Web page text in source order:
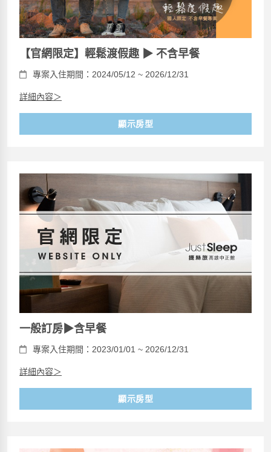
【官網限定】輕鬆渡假趣 ▶ 不含早餐
專案入住期間：2024/05/12 ~ 2026/12/31
詳細內容＞
顯示房型
一般訂房▶含早餐
專案入住期間：2023/01/01 ~ 2026/12/31
詳細內容＞
顯示房型